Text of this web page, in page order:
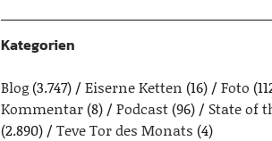
Kategorien
Blog(3.747) Eiserne Ketten (16) Foto
Kommentar(8) Podcast(96)
State of
(2.890)
Teve Tor des Monats (4)